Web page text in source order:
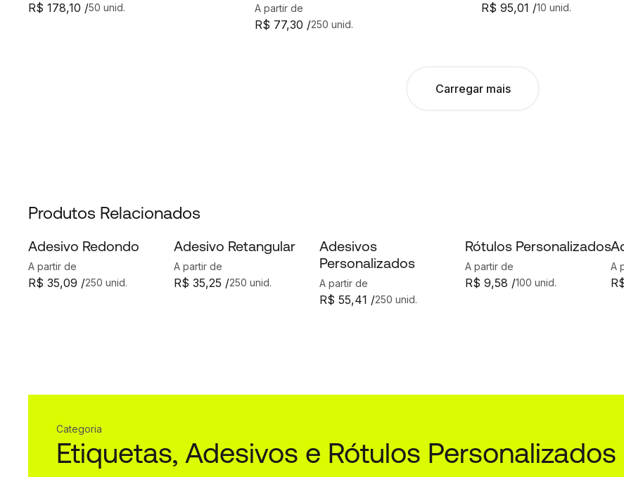
50 unid.
R$ 178,10 /
A partir de
250 unid.
R$ 77,30 /
10 unid.
R$ 95,01 /
Carregar mais
Produtos Relacionados
Adesivo Redondo
A partir de
250 unid.
R$ 35,09 /
Adesivo Retangular
A partir de
250 unid.
R$ 35,25 /
Adesivos
Personalizados
A partir de
250 unid.
R$ 55,41 /
Rótulos Personalizados
A partir de
100 unid.
R$ 9,58 /
A
Categoria
Etiquetas, Adesivos e Rótulos Personalizados